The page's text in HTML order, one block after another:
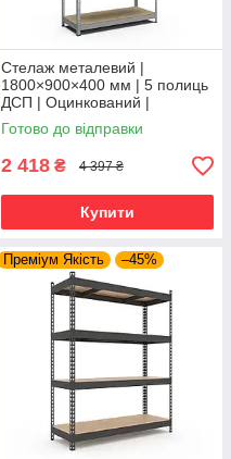
Стелаж металевий |
1800×900×400 мм | 5 полиць
ДСП | Оцинкований |
Стандарт ОД | 220 кг/полицю
| збірний для складу, гаража
та
Готово до відправки
2 418 ₴ 4 397 ₴
Купити
Преміум Якість –45%